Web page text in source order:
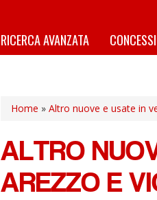
RICERCA AVANZATA
Home » Altro nuove e usate in
ALTRO
AREZZO E